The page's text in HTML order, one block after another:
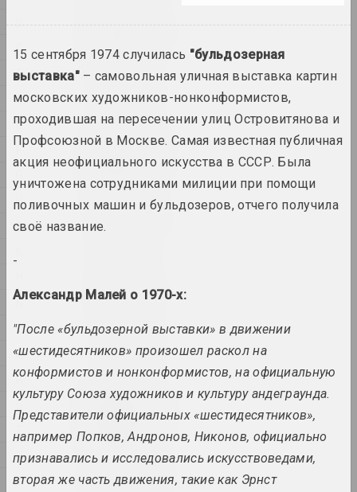
B
C
D
E
É
F
H
I
N
P
Q
R
S
U
V
1918 год
1919 год
results of the year
1920 год
results of the year
1921 год
results of the year
results of the year
results of the year
1926 год
results of the year
15 сентября 1974 случилась "бульдозерная
выставка"– самовольная уличная выставка картин
московских художников-нонконформистов,
проходившая на пересечении улиц Островитянова и
Профсоюзной в Москве. Самая известная публичная
акция неофициального искусства в СССР. Была
уничтожена сотрудниками милиции при помощи
поливочных машин и бульдозеров, отчего получила
своё название.
-
Александр Малей о 1970-х:
"После «бульдозерной выставки» в движении
«шестидесятников» произошел раскол на
конформистов и нонконформистов, на официальную
культуру Союза художников и культуру андеграунда.
Представители официальных «шестидесятников»,
например Попков, Андронов, Никонов, официально
признавались и исследовались искусствоведами,
вторая же часть движения, такие как Эрнст